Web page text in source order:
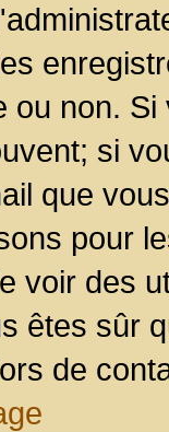
ou non.
si
que
pour
voir des
êtes sûr
de